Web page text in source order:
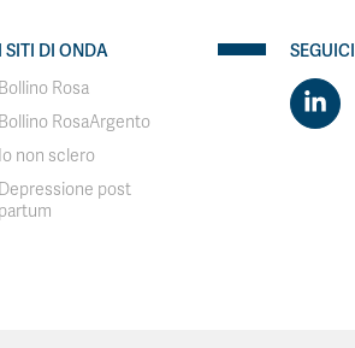
I SITI DI ONDA
Bollino Rosa
Bollino RosaArgento
Io non sclero
Depressione post
partum
SEGUICI